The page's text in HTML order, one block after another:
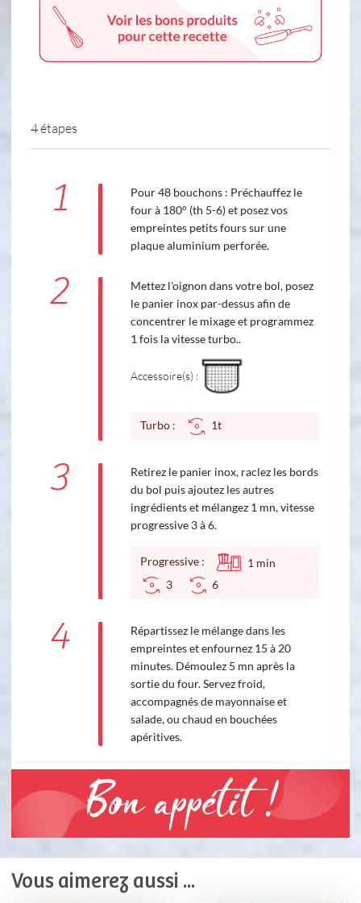
4 étapes
1
Pour 48 bouchons : Préchauffez le
four à 180° (th 5-6) et posez vos
empreintes petits fours sur une
plaque aluminium perforée.
2
Mettez l'oignon dans votre bol, posez
le panier inox par-dessus afin de
concentrer le mixage et programmez
1 fois la vitesse turbo..
Accessoire(s) :
Turbo : 1t
3
Retirez le panier inox, raclez les bords
du bol puis ajoutez les autres
ingrédients et mélangez 1 mn, vitesse
progressive 3 à 6.
Progressive : 1 min
3
6
4
Répartissez le mélange dans les
empreintes et enfournez 15 à 20
minutes. Démoulez 5 mn après la
sortie du four. Servez froid,
accompagnés de mayonnaise et
salade, ou chaud en bouchées
apéritives.
Bon appétit !
Vous aimerez aussi ...